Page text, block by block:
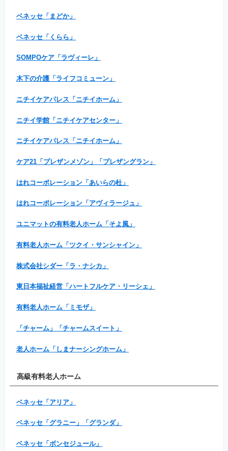
ベネッセ「まどか」
ベネッセ「くらら」
SOMPOケア「ラヴィーレ」
木下の介護「ライフコミューン」
ニチイケアパレス「ニチイホーム」
ニチイ学館「ニチイケアセンター」
ニチイケアパレス「ニチイホーム」
ケア21「プレザンメゾン」「プレザングラン」
はれコーポレーション「あいらの杜」
はれコーポレーション「アヴィラージュ」
ユニマットの有料老人ホーム「そよ風」
有料老人ホーム「ツクイ・サンシャイン」
株式会社シダー「ラ・ナシカ」
東日本福祉経営「ハートフルケア・リーシェ」
有料老人ホーム「ミモザ」
「チャーム」「チャームスイート」
老人ホーム「しまナーシングホーム」
高級有料老人ホーム
ベネッセ「アリア」
ベネッセ「グラニー」「グランダ」
ベネッセ「ボンセジュール」